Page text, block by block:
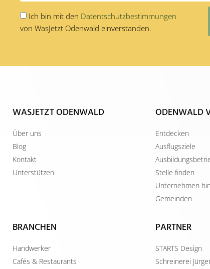
Ich bin mit den Datentschutzbestimmungen
von WasJetzt Odenwald einverstanden.
WASJETZT ODENWALD
Über uns
Blog
Kontakt
Unterstützen
ODENWALD
Entdecken
Ausflugsziele
Stelle finden
Unternehmen
Gemeinden
BRANCHEN
Handwerker
Cafés & Restaurants
PARTNER
STARTS Design
Schreinerei